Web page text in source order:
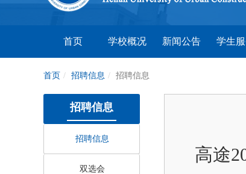
首页 学校概况 新闻公告 学生
首页 招聘信息 招聘信息
招聘信息
招聘信息
双选会
高途